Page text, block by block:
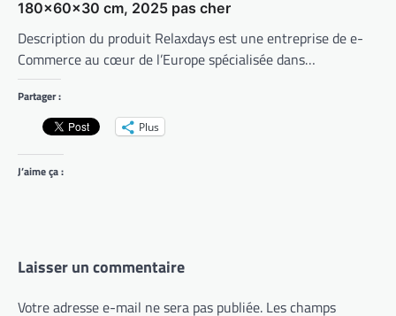
180x60x30 cm, 2025 pas cher
Description du produit Relaxdays est une entreprise de e-
Commerce au cœur de l’Europe spécialisée dans…
Partager :
Plus
J’aime ça :
Laisser un commentaire
Votre adresse e-mail ne sera pas publiée. Les champs